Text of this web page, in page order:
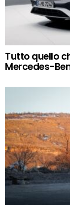
Tutto quello
Mercedes-